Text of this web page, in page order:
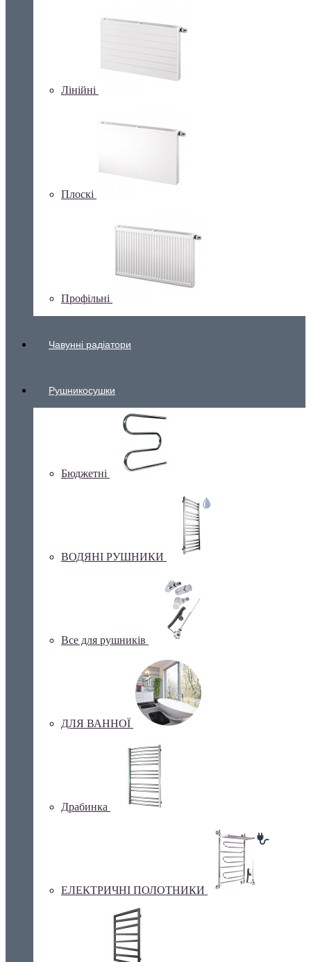
Лінійні
Плоскі
Профільні
Чавунні радіатори
Рушникосушки
Бюджетні
ВОДЯНІ РУШНИКИ
Все для рушників
ДЛЯ ВАННОЇ
Драбинка
ЕЛЕКТРИЧНІ ПОЛОТНИКИ